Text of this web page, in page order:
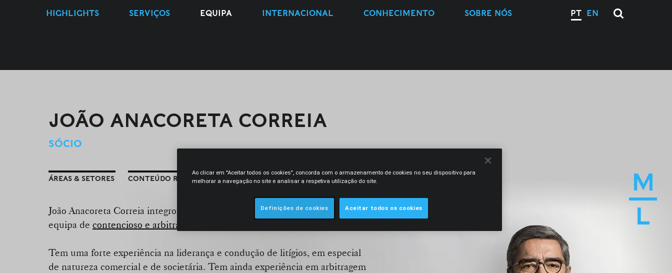
M
L
HIGHLIGHTS SERVIÇOS EQUIPA INTERNACIONAL CONHECIMENTO SOBRE NÓS PT EN
JOÃO ANACORETA CORREIA
SÓCIO
ÁREAS & SETORES CONTEÚDO RELACIONADO CONTACTO
João Anacoreta Correia integrou a Sociedade em 2019, e é responsável de
equipa de contencioso e arbitragem
Tem uma forte experiência na liderança e condução de litígios, em especial
de natureza comercial e de societária. Tem ainda experiência em arbitragem
Ao clicar em "Aceitar todos os cookies", concorda com o armazenamento de cookies no seu dispositivo para
melhorar a navegação no site e analisar a respetiva utilização do site.
Definições de cookies Aceitar todos os cookies